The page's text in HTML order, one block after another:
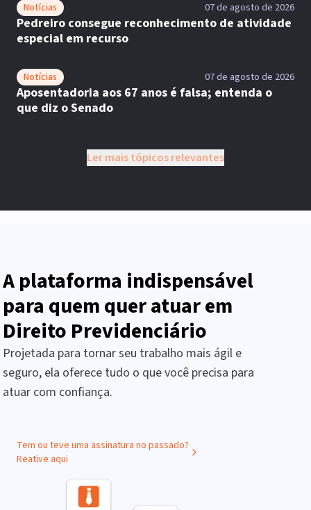
Notícias 07 de agosto de 2026
Pedreiro consegue reconhecimento de atividade
especial em recurso
Notícias 07 de agosto de 2026
Aposentadoria aos 67 anos é falsa; entenda o
que diz o Senado
Ler mais tópicos relevantes
A plataforma indispensável
para quem quer atuar em
Direito Previdenciário
Projetada para tornar seu trabalho mais ágil e
seguro, ela oferece tudo o que você precisa para
atuar com confiança.
Tem ou teve uma assinatura no passado?
Reative aqui